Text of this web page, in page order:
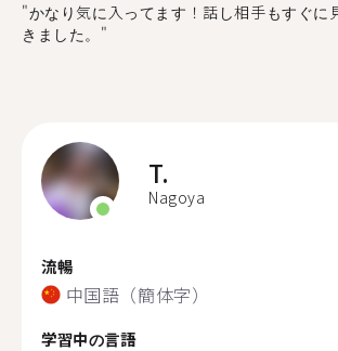
"かなり気に入ってます！話し相手もすぐに
きました。"
T.
Nagoya
流暢
中国語（簡体字）
学習中の言語